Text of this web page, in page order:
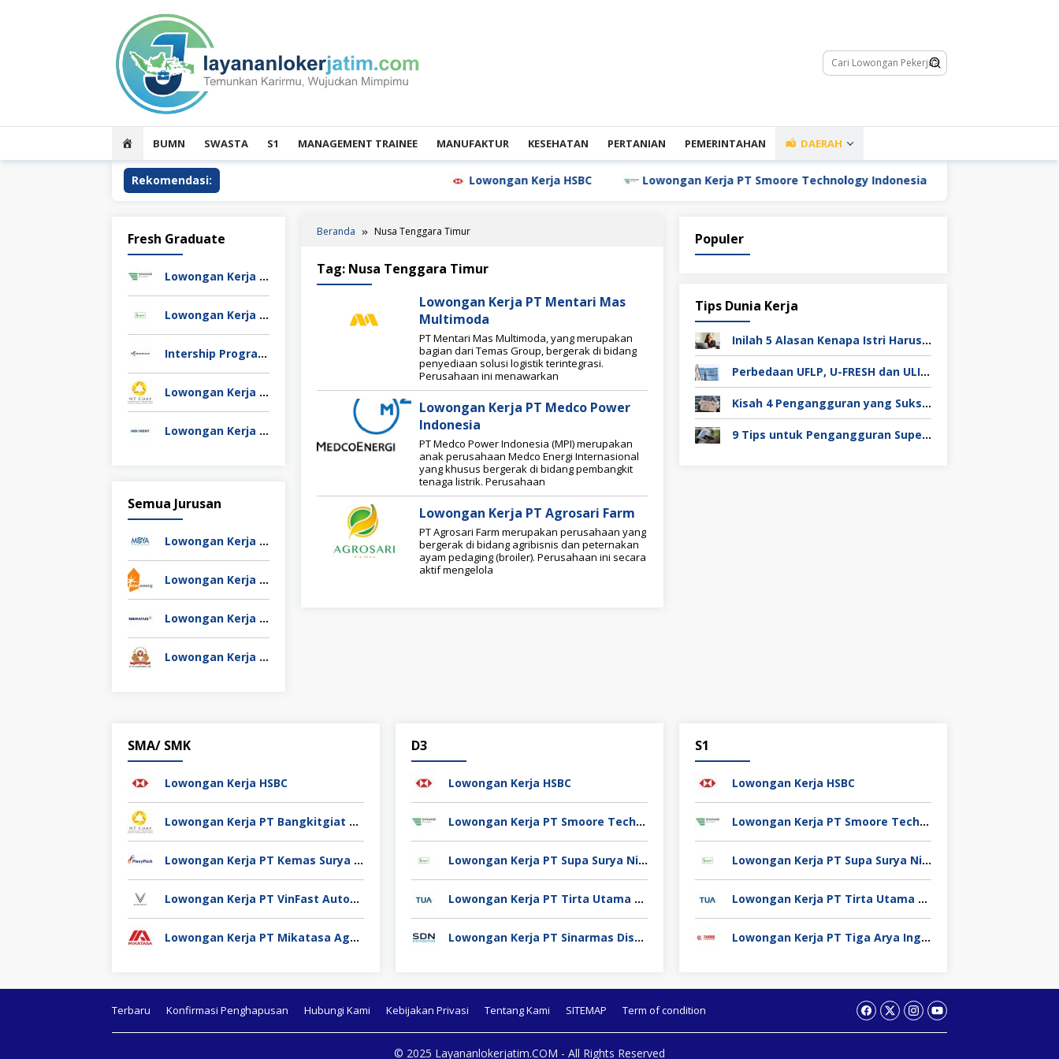
HOMEBUMN SWASTA S1 MANAGEMENT TRAINEE MANUFAKTUR KESEHATAN PERTANIAN PEMERINTAHAN DAERAH
Rekomendasi: Lowongan Kerja HSBC Lowongan Kerja PT Smoore Technology Indonesia
Fresh Graduate
Lowongan Kerja PT Smoore Technology Indonesia
Lowongan Kerja PT Supa Surya Niaga
Intership Program PT Antam Resourcindo (RESOURCES ID)
Lowongan Kerja PT Bangkitgiat Usaha Mandiri (NT Corp)
Lowongan Kerja PT CSM Corporatama
Semua Jurusan
Lowongan Kerja PT Moya Indonesia
Lowongan Kerja PT Star Energy Geothermal Indonesia
Lowongan Kerja Meratus Group
Lowongan Kerja PT HM Sampoerna Tbk
Beranda Nusa Tenggara Timur
Tag: Nusa Tenggara Timur
Lowongan Kerja PT Mentari Mas
Multimoda
PT Mentari Mas Multimoda, yang merupakan
bagian dari Temas Group, bergerak di bidang
penyediaan solusi logistik terintegrasi.
Perusahaan ini menawarkan
Lowongan Kerja PT Medco Power
Indonesia
PT Medco Power Indonesia (MPI) merupakan
anak perusahaan Medco Energi Internasional
yang khusus bergerak di bidang pembangkit
tenaga listrik. Perusahaan
Lowongan Kerja PT Agrosari Farm
PT Agrosari Farm merupakan perusahaan yang
bergerak di bidang agribisnis dan peternakan
ayam pedaging (broiler). Perusahaan ini secara
aktif mengelola
Populer
Tips Dunia Kerja
Inilah 5 Alasan Kenapa Istri Harus Punya Uang Sendiri Setelah Menikah
Perbedaan UFLP, U-FRESH dan ULIP pada Program Unilever
Kisah 4 Pengangguran yang Sukses Mendapat Kerja
9 Tips untuk Pengangguran Super Duper Penting
SMA/ SMK
Lowongan Kerja HSBC
Lowongan Kerja PT Bangkitgiat Usaha Mandiri (NT Corp)
Lowongan Kerja PT Kemas Surya Teknovasi (FlexyPack)
Lowongan Kerja PT VinFast Automobile Indonesia
Lowongan Kerja PT Mikatasa Agung
D3
Lowongan Kerja HSBC
Lowongan Kerja PT Smoore Technology Indonesia
Lowongan Kerja PT Supa Surya Niaga
Lowongan Kerja PT Tirta Utama Abadi
Lowongan Kerja PT Sinarmas Distribusi Nusantara
S1
Lowongan Kerja HSBC
Lowongan Kerja PT Smoore Technology Indonesia
Lowongan Kerja PT Supa Surya Niaga
Lowongan Kerja PT Tirta Utama Abadi
Lowongan Kerja PT Tiga Arya Inggil
Terbaru Konfirmasi Penghapusan Hubungi Kami Kebijakan Privasi Tentang Kami SITEMAP Term of condition
© 2025 Layananlokerjatim.COM - All Rights Reserved